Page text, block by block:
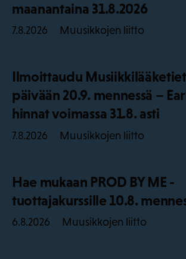
maanantaina 31.8.2026
7.8.2026 Muusikkojen liitto
Ilmoittaudu
päivään 20.9. mennessä –
hinnat voimassa 31.8. asti
7.8.2026 Muusikkojen liitto
Hae mukaan PROD BY ME -
tuottajakurssille 10.8.
6.8.2026 Muusikkojen liitto